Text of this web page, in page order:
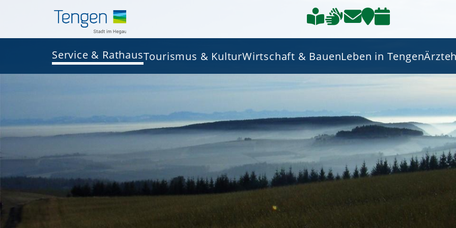
Service & RathausTourismus & KulturWirtschaft & BauenLeben in Tengen